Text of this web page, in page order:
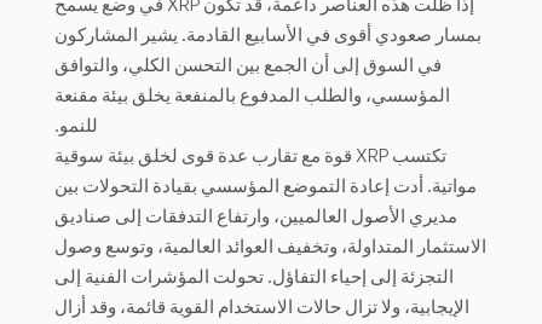
بمسار صعودي أقوى في الأسابيع القادمة. يشير المشاركون
في السوق إلى أن الجمع بين التحسن الكلي، والتوافق
المؤسسي، والطلب المدفوع بالمنفعة يخلق بيئة مقنعة
للنمو.
تكتسب XRP قوة مع تقارب عدة قوى لخلق بيئة سوقية
مواتية. أدت إعادة التموضع المؤسسي بقيادة التحولات بين
مديري الأصول العالميين، وارتفاع التدفقات إلى صناديق
الاستثمار المتداولة، وتخفيف العوائد العالمية، وتوسع وصول
التجزئة إلى إحياء التفاؤل. تحولت المؤشرات الفنية إلى
الإيجابية، ولا تزال حالات الاستخدام القوية قائمة، وقد أزال